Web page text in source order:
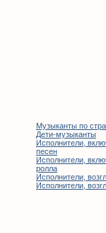
Музыканты по
Дети-музыканты
Исполнители,
песен
Исполнители,
ролла
Исполнители,
Исполнители,